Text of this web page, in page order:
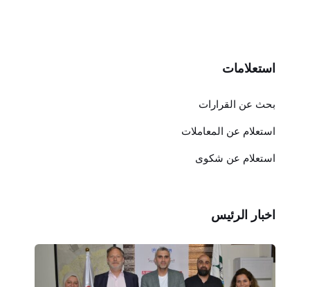
استعلامات
بحث عن القرارات
استعلام عن المعاملات
استعلام عن شكوى
اخبار الرئيس